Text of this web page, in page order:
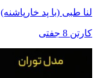
لنا طبی (با پد خارپاشنه)
کارتن 8 جفتی